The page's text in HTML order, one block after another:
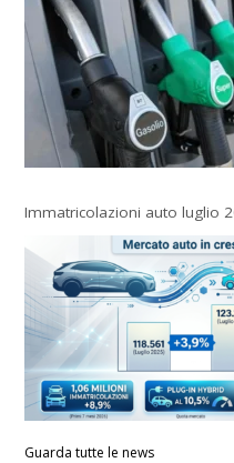
Immatricolazioni auto luglio
Guarda tutte le news